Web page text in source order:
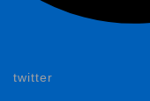
twitter